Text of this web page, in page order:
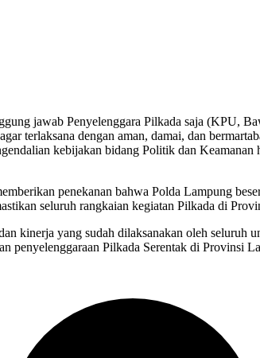
jawab Penyelenggara Pilkada saja (KPU,
terlaksana dengan aman, damai, dan
kebijakan bidang Politik dan
penekanan bahwa Polda Lampung
seluruh rangkaian kegiatan Pilkada di
kinerja yang sudah dilaksanakan oleh seluruh
penyelenggaraan Pilkada Serentak di Provinsi